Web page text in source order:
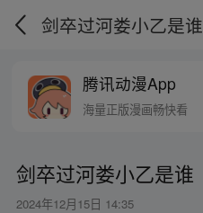
剑卒过河娄小乙是谁
腾讯动漫App
海量正版漫画畅快看
剑卒过河娄小乙是谁
2024年12月15日 14:35